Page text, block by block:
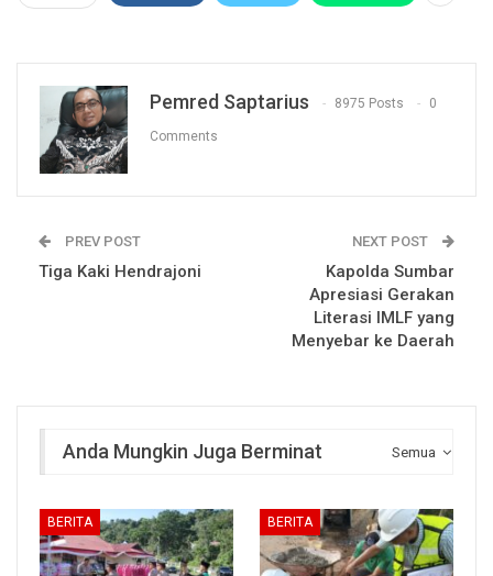
Pemred Saptarius 8975 Posts 0
Comments
PREV POST
Tiga Kaki Hendrajoni
NEXT POST
Kapolda Sumbar
Apresiasi Gerakan
Literasi IMLF yang
Menyebar ke Daerah
Semua
Anda Mungkin Juga Berminat
BERITA BERITA